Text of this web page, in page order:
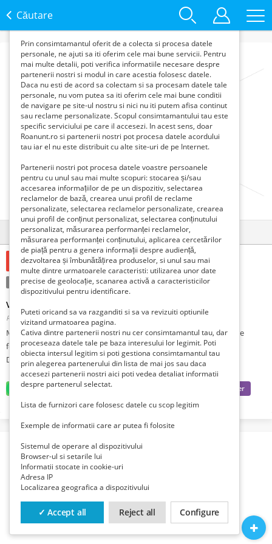
Căutare
Detalii Contact
1500 Lei
Condiție:Folosit Tranzacţie:Vinde
Vând masă de machiaj, din lemn masiv, cu oglindă
Romania, Ilfov, Chiajna, Chiajna, Publicat 1 săptămână în urmă în urmă
Masă de machiaj, din lemn masiv, cu oglindă și scaun tapițat. Stare
foarte bună.
Dimensiuni: 1140 mm * 400 mm * 740 mm (L*l*A).
date sunt folosite pentru analizarea traffic-ului pe site-ul
Prin consimtamantul oferit de a colecta si procesa datele
personale, ne ajuti sa iti oferim cele mai bune servicii. Pentru
mai multe detalii, poti verifica informatiile necesare despre
partenerii nostri si modul in care acestia folosesc datele.
Daca nu esti de acord sa colectam si sa procesam datele tale
personale, nu vom putea sa iti oferim cele mai bune conditii
de navigare pe site-ul nostru si nici nu iti putem afisa continut
sau reclame personalizate. Scopul consimtamantului tau este
specific serviciului pe care il accesezi. In acest sens, doar
Roanunt.ro si partenerii nostri pot procesa datele acordului
tau iar el nu este distribuit cu alte site-uri de pe Internet.
Partenerii nostri pot procesa datele voastre persoanele
pentru cu unul sau mai multe scopuri: stocarea și/sau
accesarea informațiilor de pe un dispozitiv, selectarea
reclamelor de bază, crearea unui profil de reclame
personalizate, selectarea reclamelor personalizate, crearea
unui profil de conținut personalizat, selectarea conținutului
personalizat, măsurarea performanței reclamelor,
măsurarea performanței conținutului, aplicarea cercetărilor
de piață pentru a genera informații despre audiență,
dezvoltarea și îmbunătățirea produselor, si unul sau mai
multe dintre urmatoarele caracteristi: utilizarea unor date
precise de geolocație, scanarea activă a caracteristicilor
dispozitivului pentru identificare.
Puteti oricand sa va razganditi si sa va revizuiti optiunile
vizitand urmatoarea pagina.
Cativa dintre partenerii nostri nu cer consimtamantul tau, dar
proceseaza datele tale pe baza interesului lor legimit. Poti
obiecta intersul legitim si poti gestiona consimtamantul tau
prin alegerea partenerului din lista de mai jos sau daca
accesezi partenerii nostri aici poti vedea detaliat informatii
despre partenerul selectat.
Lista de furnizori care folosesc datele cu scop legitim
Exemple de informatii care ar putea fi folosite
Sistemul de operare al dispozitivului
Browser-ul si setarile lui
Informatii stocate in cookie-uri
Adresa IP
Localizarea geografica a dispozitivului
✓ Accept all Reject all Configure